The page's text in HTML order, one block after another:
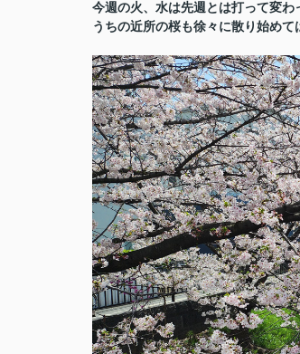
今週の火、水は先週とは打って変わ
うちの近所の桜も徐々に散り始めて